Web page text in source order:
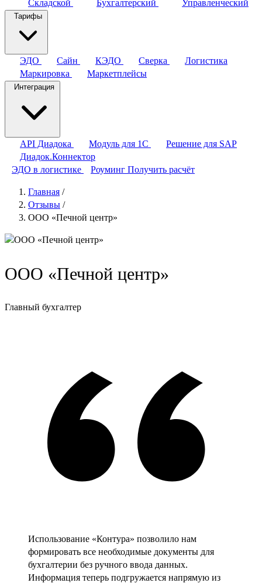
Складской Бухгалтерский Управленческий
Тарифы
ЭДО Сайн КЭДО Сверка
Логистика
Маркировка
Маркетплейсы
Интеграция
API Диадока Модуль для 1С
Решение для SAP
Диадок.Коннектор
ЭДО в логистике
Роуминг Получить расчёт
Главная /
Отзывы /
ООО «Печной центр»
ООО «Печной центр»
Главный бухгалтер
Использование «Контура» позволило нам
формировать все необходимые документы для
бухгалтерии без ручного ввода данных.
Информация теперь подгружается напрямую из